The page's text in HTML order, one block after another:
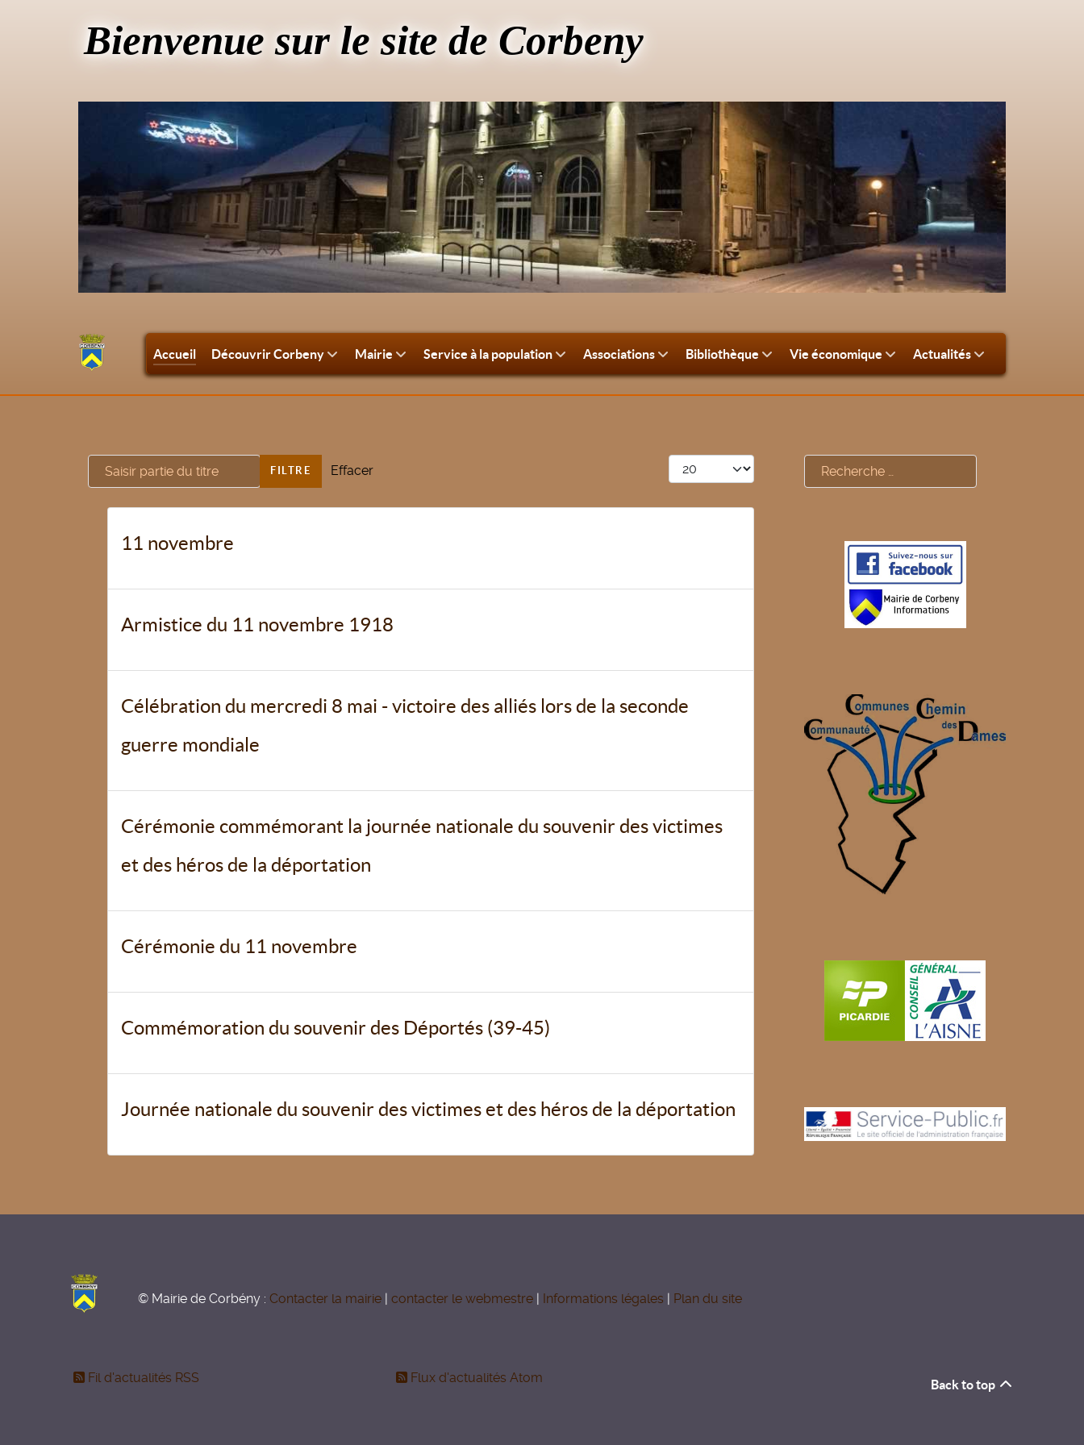
Bienvenue sur le site de Corbeny
Accueil Découvrir Corbeny Mairie Service à la population Associations Bibliothèque Vie économique Actualités
Saisir partie du titre FILTRE Effacer Afficher #
11 novembre
Armistice du 11 novembre 1918
Célébration du mercredi 8 mai - victoire des alliés lors de la seconde
guerre mondiale
Cérémonie commémorant la journée nationale du souvenir des victimes
et des héros de la déportation
Cérémonie du 11 novembre
Commémoration du souvenir des Déportés (39-45)
Journée nationale du souvenir des victimes et des héros de la déportation
Rechercher
© Mairie de Corbény : Contacter la mairie | contacter le webmestre | Informations légales | Plan du site
Fil d'actualités RSS Flux d'actualités Atom Back to top